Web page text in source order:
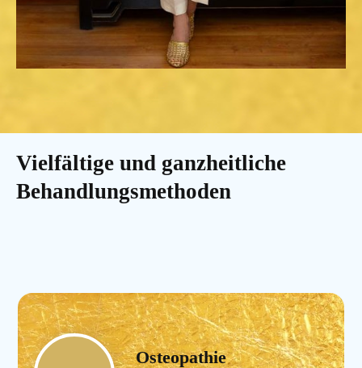
Vielfältige und ganzheitliche
Behandlungsmethoden
Osteopathie